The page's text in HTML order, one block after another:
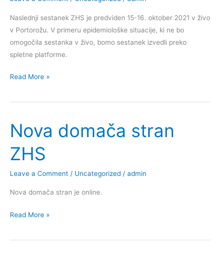
Naslednji sestanek ZHS je predviden 15-16. oktober 2021 v živo
v Portorožu. V primeru epidemiološke situacije, ki ne bo
omogočila sestanka v živo, bomo sestanek izvedli preko
spletne platforme.
Sekcijski
Združenja
Slovenije
Read More »
Nova domača stran
ZHS
Leave a Comment / Uncategorized / admin
Nova domača stran je online.
Nova
stran
Read More »